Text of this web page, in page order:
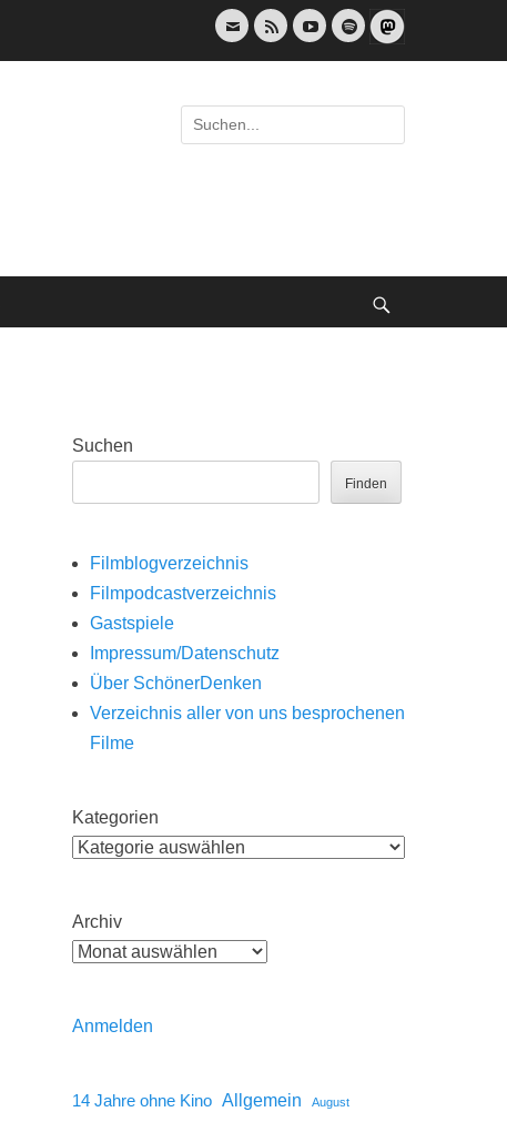
E-
Mail
Feed YouTubeSpotify
Suche
nach:
Suchen
Finden
Filmblogverzeichnis
Filmpodcastverzeichnis
Gastspiele
Impressum/Datenschutz
Über SchönerDenken
Verzeichnis aller von uns besprochenen
Filme
Kategorien
Archiv
Anmelden
14 Jahre ohne Kino Allgemein August